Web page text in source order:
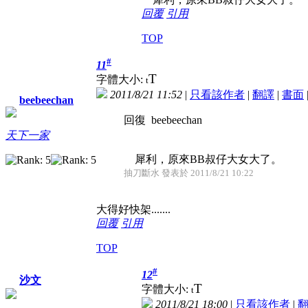
回覆 引用
TOP
beebeechan
天下一家
11#
字體大小: tT
2011/8/21 11:52 | 只看該作者 | 翻譯 | 書面 |
回復 beebeechan
犀利，原來BB叔仔大女大了。
抽刀斷水 發表於 2011/8/21 10:22
大得好快架.......
回覆 引用
TOP
沙文
12#
字體大小: tT
2011/8/21 18:00 | 只看該作者 |